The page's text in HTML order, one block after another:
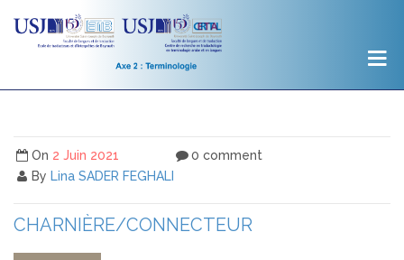
On 2 Juin 2021
By Lina SADER FEGHALI
0 comment
CHARNIÈRE/CONNECTEUR